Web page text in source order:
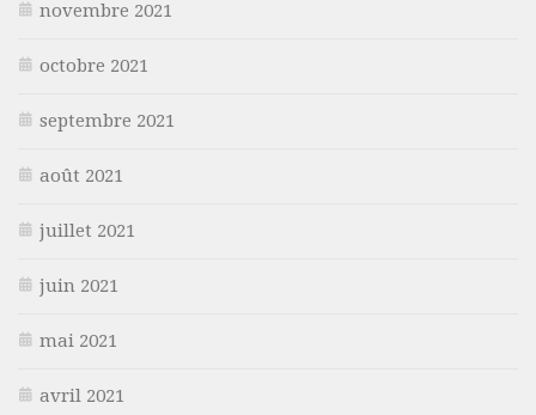
novembre 2021
octobre 2021
septembre 2021
août 2021
juillet 2021
juin 2021
mai 2021
avril 2021